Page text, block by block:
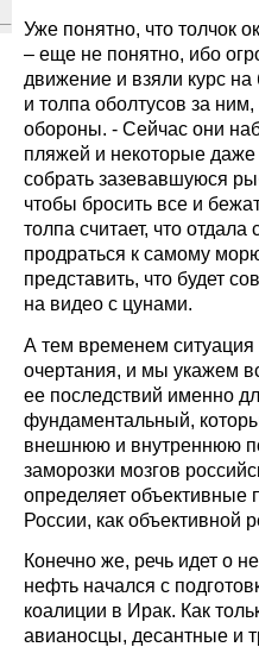
Уже понятно, что толчок
– еще не понятно, ибо
движение и взяли курс на
и толпа оболтусов за
обороны. - Сейчас они
пляжей и некоторые даже
собрать зазевавшуюся
чтобы бросить все и
толпа считает, что
продраться к самому
представить, что будет
на видео с цунами.
А тем временем ситуация
очертания, и мы укажем
ее последствий именно
фундаментальный,
внешнюю и внутреннюю
заморозки мозгов
определяет объективные
России, как объективной
Конечно же, речь идет о
нефть начался с
коалиции в Ирак. Как
авианосцы, десантные и